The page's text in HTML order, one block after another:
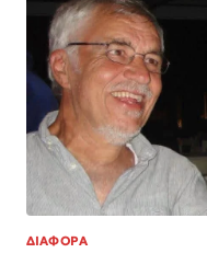
ΔΙΑΦΟΡΑ